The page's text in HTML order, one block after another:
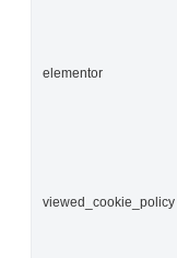
elementor
viewed_cookie_policy